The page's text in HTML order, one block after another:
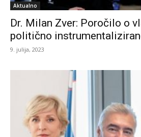
Aktualno
Dr. Milan Zver: Poročilo o
politično
9. julija, 2023